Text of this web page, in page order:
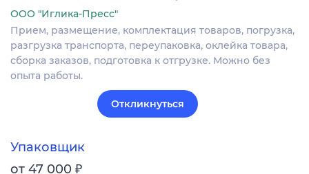
ООО "Иглика-Пресс"
Прием, размещение, комплектация товаров, погрузка,
разгрузка транспорта, переупаковка, оклейка товара,
сборка заказов, подготовка к отгрузке. Можно без
опыта работы.
Откликнуться
Упаковщик
от 47 000 ₽